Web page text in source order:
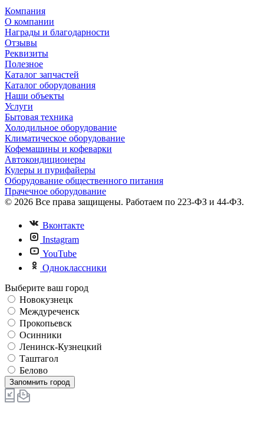
Компания
О компании
Награды и благодарности
Отзывы
Реквизиты
Полезное
Каталог запчастей
Каталог оборудования
Наши объекты
Услуги
Бытовая техника
Холодильное оборудование
Климатическое оборудование
Кофемашины и кофеварки
Автокондиционеры
Кулеры и пурифайеры
Оборудование общественного питания
Прачечное оборудование
© 2026 Все права защищены. Работаем по 223-ФЗ и 44-ФЗ.
Вконтакте
Instagram
YouTube
Одноклассники
Выберите ваш город
Новокузнецк
Междуреченск
Прокопьевск
Осинники
Ленинск-Кузнецкий
Таштагол
Белово
Запомнить город